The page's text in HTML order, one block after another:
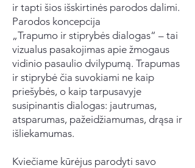
ir tapti šios išskirtinės parodos dalimi.
Parodos koncepcija
„Trapumo ir stiprybės dialogas“ – tai
vizualus pasakojimas apie žmogaus
vidinio pasaulio dvilypumą. Trapumas
ir stiprybė čia suvokiami ne kaip
priešybės, o kaip tarpusavyje
susipinantis dialogas: jautrumas,
atsparumas, pažeidžiamumas, drąsa ir
išliekamumas.
Kviečiame kūrėjus parodyti savo